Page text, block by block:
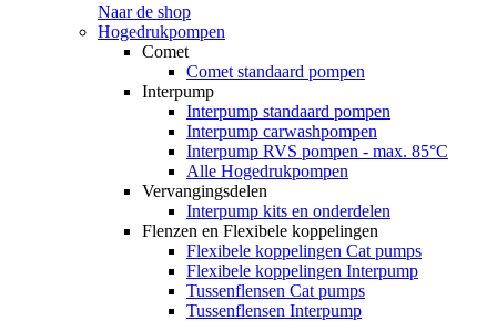
Naar de shop
Hogedrukpompen
Comet
Comet standaard pompen
Interpump
Interpump standaard pompen
Interpump carwashpompen
Interpump RVS pompen - max. 85°C
Alle Hogedrukpompen
Vervangingsdelen
Interpump kits en onderdelen
Flenzen en Flexibele koppelingen
Flexibele koppelingen Cat pumps
Flexibele koppelingen Interpump
Tussenflensen Cat pumps
Tussenflensen Interpump